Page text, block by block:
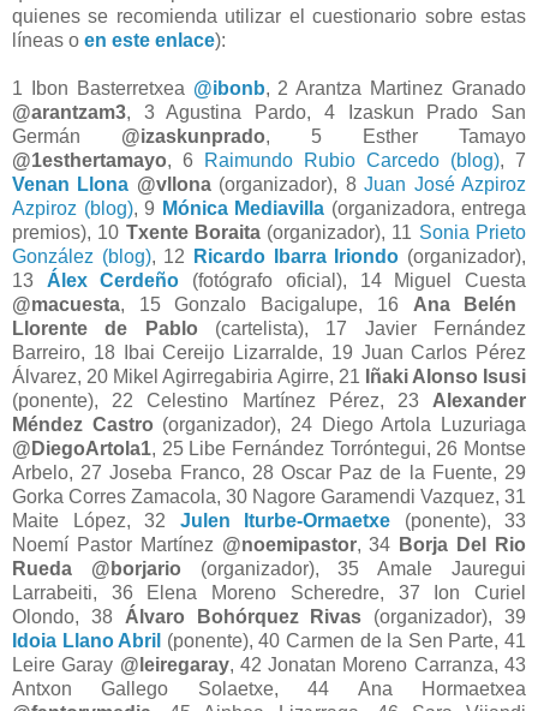
quienes se recomienda utilizar el cuestionario sobre estas
líneas o en este enlace):
1 Ibon Basterretxea @ibonb, 2 Arantza Martinez Granado
@arantzam3, 3 Agustina Pardo, 4 Izaskun Prado San
Germán @izaskunprado, 5 Esther Tamayo
@1esthertamayo, 6 Raimundo Rubio Carcedo (blog), 7
Venan Llona @vllona (organizador), 8Juan José Azpiroz
Azpiroz (blog), 9 Mónica Mediavilla (organizadora, entrega
premios), 10 Txente Boraita (organizador), 11 Sonia Prieto
González (blog), 12 Ricardo Ibarra Iriondo (organizador),
13 Álex Cerdeño (fotógrafo oficial), 14 Miguel Cuesta
@macuesta, 15 Gonzalo Bacigalupe, 16 Ana Belén
Llorente de Pablo (cartelista), 17 Javier Fernández
Barreiro, 18 Ibai Cereijo Lizarralde, 19 Juan Carlos Pérez
Álvarez, 20 Mikel Agirregabiria Agirre, 21 Iñaki Alonso Isusi
(ponente), 22 Celestino Martínez Pérez, 23 Alexander
Méndez Castro (organizador), 24 Diego Artola Luzuriaga
@DiegoArtola1, 25 Libe Fernández Torróntegui, 26 Montse
Arbelo, 27 Joseba Franco, 28 Oscar Paz de la Fuente, 29
Gorka Corres Zamacola, 30 Nagore Garamendi Vazquez, 31
Maite López, 32 Julen Iturbe-Ormaetxe
(ponente), 33
Noemí Pastor Martínez @noemipastor, 34 Borja Del Rio
Rueda @borjario (organizador), 35 Amale Jauregui
Larrabeiti, 36 Elena Moreno Scheredre, 37 Ion Curiel
Olondo, 38 Álvaro Bohórquez Rivas (organizador), 39
Idoia Llano Abril (ponente), 40 Carmen de la Sen Parte, 41
Leire Garay @leiregaray, 42 Jonatan Moreno Carranza, 43
Antxon Gallego Solaetxe, 44 Ana Hormaetxea